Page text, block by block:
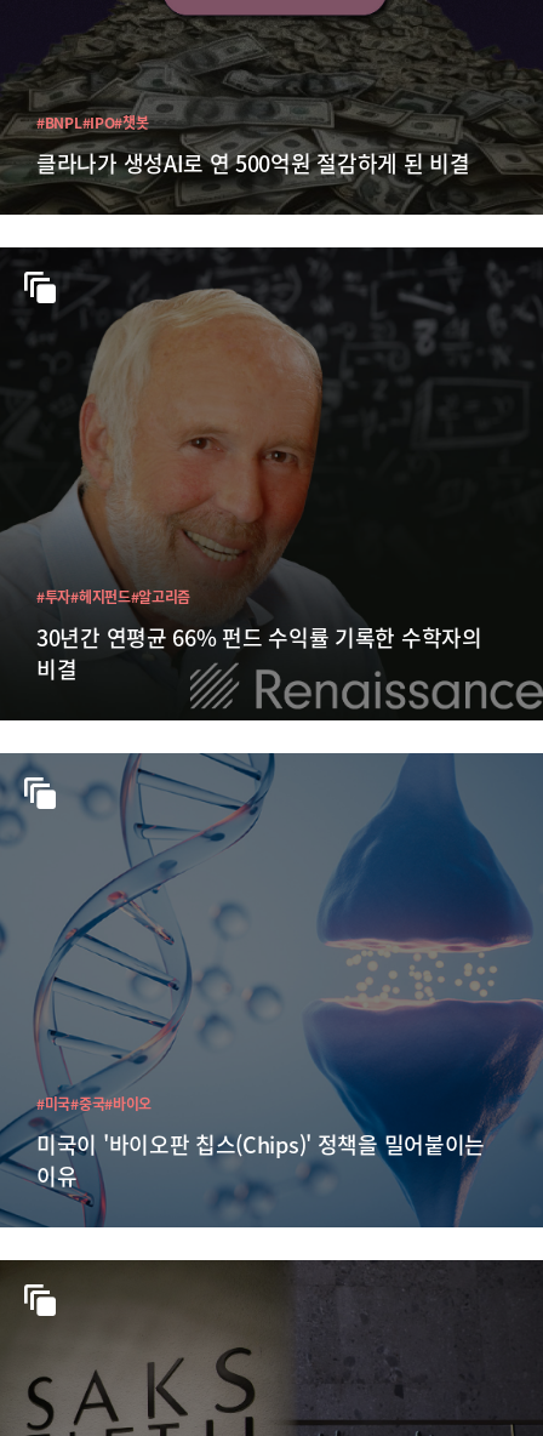
클라나가 생성AI로 연 500억원 절감하게 된 비결
#BNPL#IPO#챗봇
30년간 연평균 66% 펀드 수익률 기록한 수학자의
비결
#투자#헤지펀드#알고리즘
미국이 '바이오판 칩스(Chips)' 정책을 밀어붙이는
이유
#미국#중국#바이오